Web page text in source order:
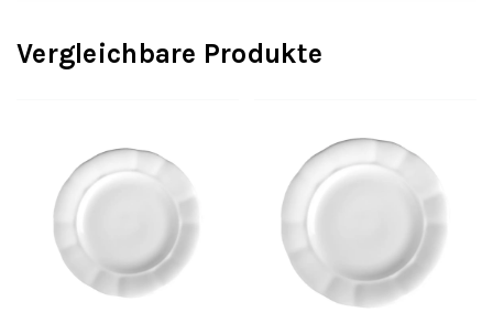
Vergleichbare Produkte